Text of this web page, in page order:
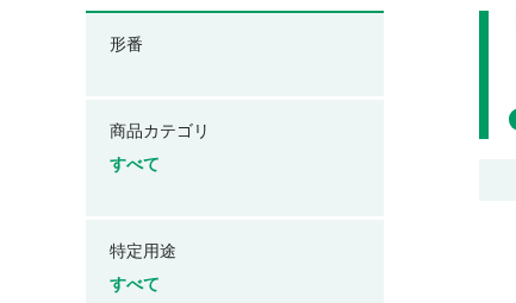
形番
商品カテゴリ
すべて
特定用途
すべて